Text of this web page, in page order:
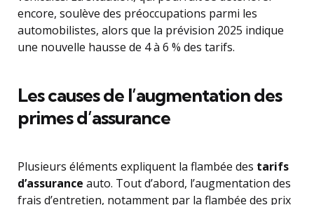
encore, soulève des préoccupations parmi les
automobilistes, alors que la prévision 2025 indique
une nouvelle hausse de 4 à 6 % des tarifs.
Les causes de l’augmentation des
primes d’assurance
Plusieurs éléments expliquent la flambée des tarifs
d’assurance auto. Tout d’abord, l’augmentation des
frais d’entretien, notamment par la flambée des prix